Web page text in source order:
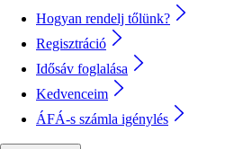
Hogyan rendelj tőlünk?
Regisztráció
Idősáv foglalása
Kedvenceim
ÁFÁ-s számla igénylés